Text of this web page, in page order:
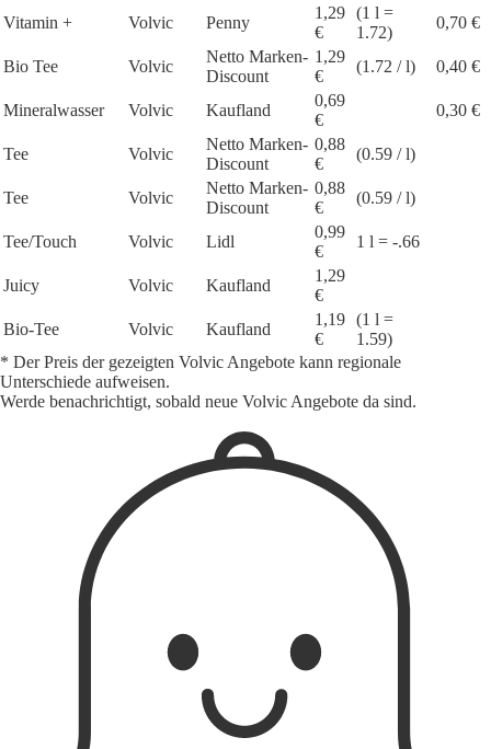
Vitamin + Volvic Penny
1,29
€
(1 l =
1.72)
0,70 €
Bio Tee Volvic
Netto Marken-
Discount
1,29
€
(1.72 / l) 0,40 €
Mineralwasser Volvic Kaufland
0,69
€
0,30 €
Tee Volvic
Netto Marken-
Discount
0,88
€
(0.59 / l)
Tee Volvic
Netto Marken-
Discount
0,88
€
(0.59 / l)
Tee/Touch Volvic Lidl
0,99
€
1 l = -.66
Juicy Volvic Kaufland
1,29
€
Bio-Tee
Volvic Kaufland
1,19
€
(1 l =
1.59)
* Der Preis der gezeigten Volvic Angebote kann regionale
Unterschiede aufweisen.
Werde benachrichtigt, sobald neue Volvic Angebote da sind.